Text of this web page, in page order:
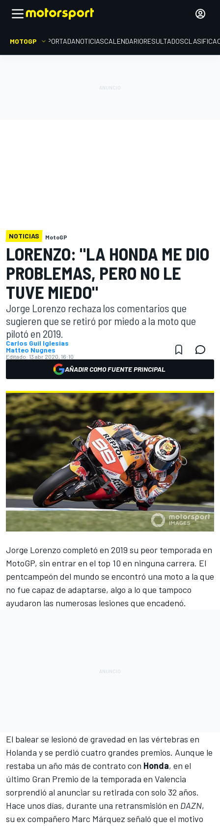
MOTOGP PORTADANOTICIASCALENDARIORESULTADOS
NOTICIAS MotoGP
LORENZO: "LA HONDA ME DIO
PROBLEMAS, PERO NO LE
TUVE MIEDO"
Jorge Lorenzo rechaza los comentarios que
sugieren que se retiró por miedo a la moto que
pilotó en 2019.
Carlos Guil Iglesias
Matteo Nugnes
Editado: 13 abr 2020, 16:10
AÑADIR COMO FUENTE PRINCIPAL
Jorge Lorenzo completó en 2019 su peor temporada en
MotoGP, sin entrar en el top 10 en ninguna carrera. El
pentcampeón del mundo se encontró una moto a la que
no fue capaz de adaptarse, algo a lo que tampoco
ayudaron las numerosas lesiones que encadenó.
El balear se lesionó de gravedad en las vértebras en
Holanda y se perdió cuatro grandes premios. Aunque le
restaba un año más de contrato con Honda, en el
último Gran Premio de la temporada en Valencia
sorprendió al anunciar su retirada con solo 32 años.
Hace unos días, durante una retransmisión en DAZN,
su ex compañero Marc Márquez señaló que el motivo